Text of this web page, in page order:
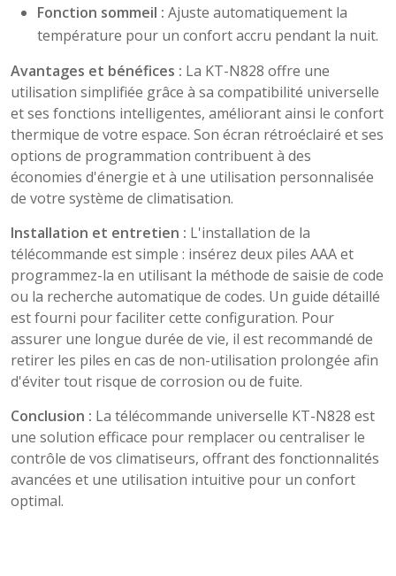
Fonction sommeil : Ajuste automatiquement la
température pour un confort accru pendant la nuit.​
Avantages et bénéfices : La KT-N828 offre une
utilisation simplifiée grâce à sa compatibilité universelle
et ses fonctions intelligentes, améliorant ainsi le confort
thermique de votre espace. Son écran rétroéclairé et ses
options de programmation contribuent à des
économies d'énergie et à une utilisation personnalisée
de votre système de climatisation.​
Installation et entretien : L'installation de la
télécommande est simple : insérez deux piles AAA et
programmez-la en utilisant la méthode de saisie de code
ou la recherche automatique de codes. Un guide détaillé
est fourni pour faciliter cette configuration. Pour
assurer une longue durée de vie, il est recommandé de
retirer les piles en cas de non-utilisation prolongée afin
d'éviter tout risque de corrosion ou de fuite.​
Conclusion : La télécommande universelle KT-N828 est
une solution efficace pour remplacer ou centraliser le
contrôle de vos climatiseurs, offrant des fonctionnalités
avancées et une utilisation intuitive pour un confort
optimal.